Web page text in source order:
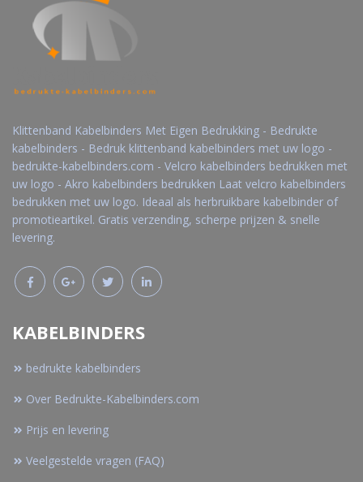
Klittenband Kabelbinders Met Eigen Bedrukking - Bedrukte
kabelbinders - Bedruk klittenband kabelbinders met uw logo -
bedrukte-kabelbinders.com - Velcro kabelbinders bedrukken met
uw logo - Akro kabelbinders bedrukken Laat velcro kabelbinders
bedrukken met uw logo. Ideaal als herbruikbare kabelbinder of
promotieartikel. Gratis verzending, scherpe prijzen & snelle
levering.
KABELBINDERS
bedrukte kabelbinders
Over Bedrukte-Kabelbinders.com
Prijs en levering
Veelgestelde vragen (FAQ)